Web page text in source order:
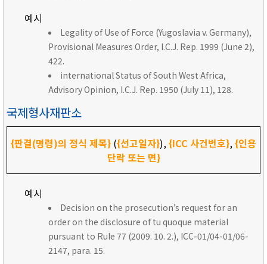
예시
Legality of Use of Force (Yugoslavia v. Germany),
Provisional Measures Order, I.C.J. Rep. 1999 (June 2),
422.
international Status of South West Africa,
Advisory Opinion, I.C.J. Rep. 1950 (July 11), 128.
국제형사재판소
{판결(명령)의 정식 제목} ({선고일자}),{ICC 사건번호},{인용
단락 또는 면}
예시
Decision on the prosecution’s request for an
order on the disclosure of tu quoque material
pursuant to Rule 77 (2009. 10. 2.), ICC-01/04-01/06-
2147, para. 15.